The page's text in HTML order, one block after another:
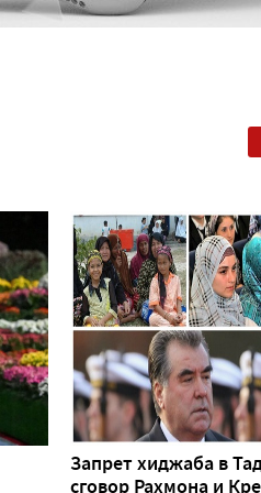
Запрет хиджаба в
сговор Рахмона и